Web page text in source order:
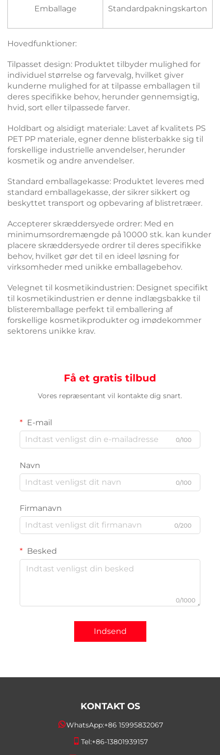
Emballage Standardpakningskarton
Hovedfunktioner:
Tilpasset design: Produktet tilbyder mulighed for
individuel størrelse og farvevalg, hvilket giver
kunderne mulighed for at tilpasse emballagen til
deres specifikke behov, herunder gennemsigtig,
hvid, sort eller tilpassede farver.
Holdbart og alsidigt materiale: Lavet af kvalitets PS
PET PP materiale, egner denne blisterbakke sig til
forskellige industrielle anvendelser, herunder
kosmetik og andre anvendelser.
Standard emballagekasse: Produktet leveres med
standard emballagekasse, der sikrer sikkert og
beskyttet transport og opbevaring af blistretræer.
Accepterer skræddersyede ordrer: Med en
minimumsordremængde på 10000 stk. kan kunder
placere skræddersyede ordrer til deres specifikke
behov, hvilket gør det til en ideel løsning for
virksomheder med unikke emballagebehov.
Velegnet til kosmetikindustrien: Designet specifikt
til kosmetikindustrien er denne indlægsbakke til
blisteremballage perfekt til emballering af
forskellige kosmetikprodukter og imødekommer
sektorens unikke krav.
Få et gratis tilbud
Vores repræsentant vil kontakte dig snart.
E-mail
0/100
Navn
0/100
Firmanavn
0/200
Besked
0/1000
Indsend
KONTAKT OS
WhatsApp:+86 15995832067
Tel:+86-13801939157